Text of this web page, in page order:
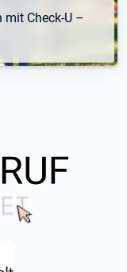
mit Check-U –